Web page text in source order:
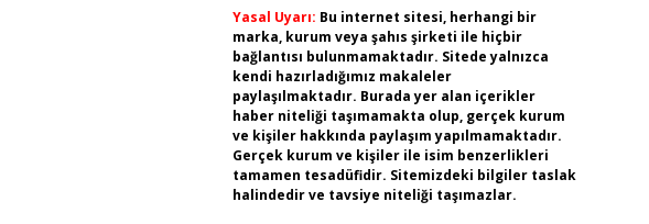
Yasal Uyarı: Bu internet sitesi, herhangi bir
marka, kurum veya şahıs şirketi ile hiçbir
bağlantısı bulunmamaktadır. Sitede yalnızca
kendi hazırladığımız makaleler
paylaşılmaktadır. Burada yer alan içerikler
haber niteliği taşımamakta olup, gerçek kurum
ve kişiler hakkında paylaşım yapılmamaktadır.
Gerçek kurum ve kişiler ile isim benzerlikleri
tamamen tesadüfidir. Sitemizdeki bilgiler taslak
halindedir ve tavsiye niteliği taşımazlar.